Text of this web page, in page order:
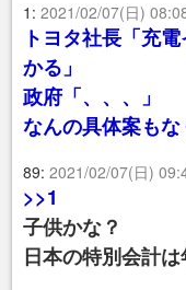
1: 2021/02/07(日)
トヨタ社長「充
かる」
政府「、、、」
なんの具体案も
89: 2021/02/07(日)
>>1
子供かな？
日本の特別会計